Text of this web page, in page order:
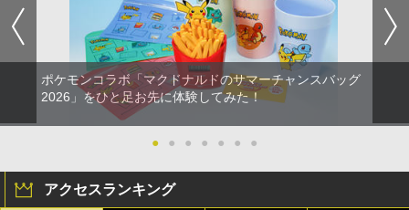
ポケモンコラボ「マクドナルドのサマーチャンスバッグ
2026」をひと足お先に体験してみた！
● ● ● ● ● ● ●
アクセスランキング